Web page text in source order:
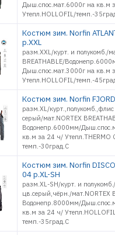
Дыш.спос.мат.6000г на кв.м
Утепл.HOLLOFIL/темп.-
Костюм зим. Norfin
р.XXL
разм.XХL/курт. и полукомб./
BREATHABLE/
Дыш.спос.мат.3000г на кв.м
Утепл.HOLLOFIL/темп.-
Костюм зим. Norfin
разм.XL/
серый/мат.NORTEX
Водонепр.6000мм/
кв.м за 24 ч/ Утепл.THERMO
темп.-30град.С
Костюм зим. Norfin
04 р.XL-SH
разм.XL-SH/курт. и полукомб./
цв.серый,чёрн./мат.NORTEX
Водонепр.8000мм/
кв.м за 24 ч/
темп.-35град.С